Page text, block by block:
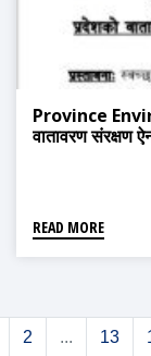
Province
वातावरण संरक्षण
READ MORE
2 ... 13